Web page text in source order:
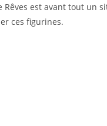
est avant tout un
ces figurines.